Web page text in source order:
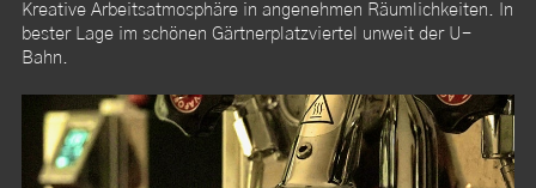
Kreative Arbeitsatmosphäre in angenehmen Räumlichkeiten. In
bester Lage im schönen Gärtnerplatzviertel unweit der U-
Bahn.